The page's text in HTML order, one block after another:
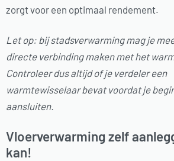
zorgt voor een optimaal rendement.
Let op: bij stadsverwarming mag je
directe verbinding maken met het
Controleer dus altijd of je verdeler een
warmtewisselaar bevat voordat je
aansluiten.
Vloerverwarming zelf
kan!